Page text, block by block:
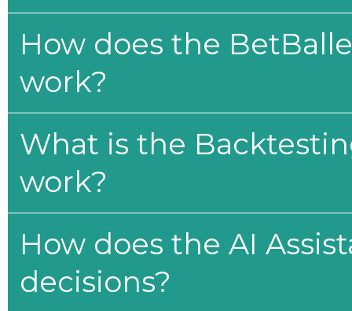
How does the
work?
What is the
work?
How does the AI
decisions?